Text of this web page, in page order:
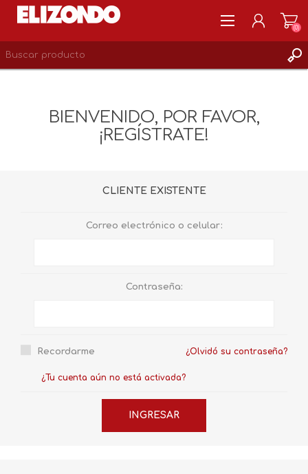
LISTA DE DESEOS 0
(0)
BIENVENIDO, POR FAVOR,
¡REGÍSTRATE!
CLIENTE EXISTENTE
Correo electrónico o celular:
Contraseña:
Recordarme ¿Olvidó su contraseña?
¿Tu cuenta aún no está activada?